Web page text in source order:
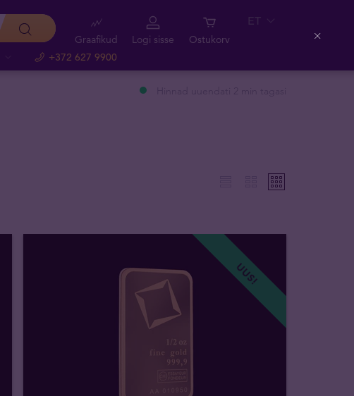
+372 627 9900
Graafikud Logi sisse Ostukorv
ET
UUS!
Close